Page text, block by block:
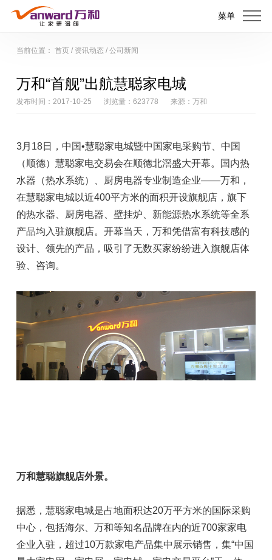
菜单
当前位置： 首页/ 资讯动态 / 公司新闻
万和“首舰”出航慧聪家电城
发布时间：2017-10-25 浏览量：623778 来源：万和
3月18日，中国•慧聪家电城暨中国家电采购节、中国
（顺德）慧聪家电交易会在顺德北滘盛大开幕。国内热
水器（热水系统）、厨房电器专业制造企业——万和，
在慧聪家电城以近400平方米的面积开设旗舰店，旗下
的热水器、厨房电器、壁挂炉、新能源热水系统等全系
产品均入驻旗舰店。开幕当天，万和凭借富有科技感的
设计、领先的产品，吸引了无数买家纷纷进入旗舰店体
验、咨询。
万和慧聪旗舰店外景。
据悉，慧聪家电城是占地面积达20万平方米的国际采购
中心，包括海尔、万和等知名品牌在内的近700家家电
企业入驻，超过10万款家电产品集中展示销售，集“中国